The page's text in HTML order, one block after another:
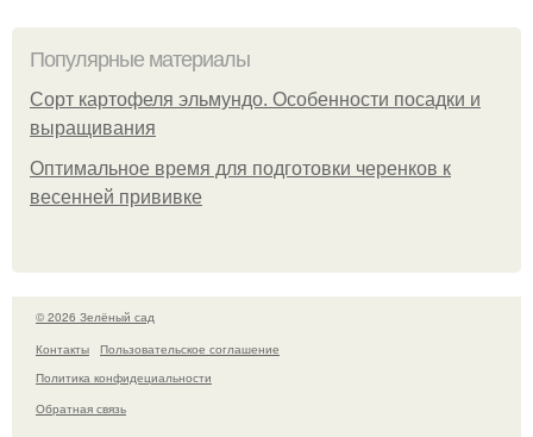
Популярные материалы
Сорт картофеля эльмундо. Особенности посадки и
выращивания
Оптимальное время для подготовки черенков к
весенней прививке
© 2026 Зелёный сад
Контакты
Пользовательское соглашение
Политика конфидециальности
Обратная связь